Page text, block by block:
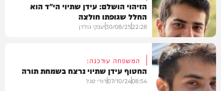
חדשות
הזיהוי הושלם: עידן שתיוי הי"ד הוא
החלל שגופתו חולצה
22:28
30/08/25יענקי גולדן
המשפחה עודכנה:
החטוף עידן שתיוי נרצח בשמחת תורה
08:54
07/10/24דודי סגל